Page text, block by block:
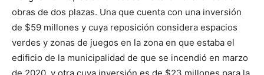
obras de dos plazas. Una que cuenta con una inversión
de $59 millones y cuya reposición considera espacios
verdes y zonas de juegos en la zona en que estaba el
edificio de la municipalidad de que se incendió en marzo